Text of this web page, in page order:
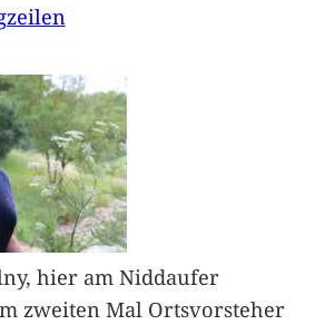
hier am Niddaufer
zweiten Mal Ortsvorsteher